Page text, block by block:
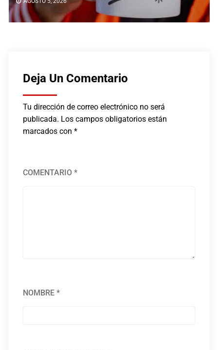
Deja Un Comentario
Tu dirección de correo electrónico no será
publicada. Los campos obligatorios están
marcados con*
COMENTARIO*
NOMBRE*